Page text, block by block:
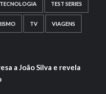
TECNOLOGIA TEST SERIES
TV VIAGENS
a João Silva e revela